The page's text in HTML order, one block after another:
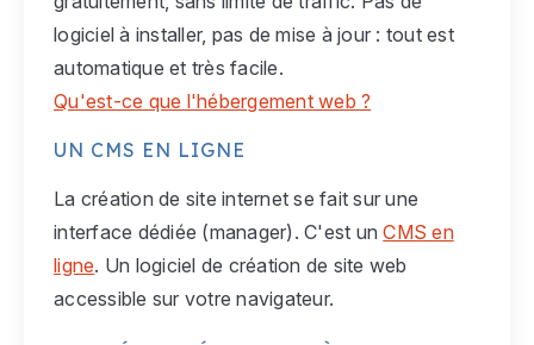
logiciel à installer, pas de mise à jour : tout est
automatique et très facile.
Qu'est-ce que l'hébergement web ?
UN CMS EN LIGNE
La création de site internet se fait sur une
interface dédiée (manager). C'est unCMS en
ligne. Un logiciel de création de site web
accessible sur votre navigateur.